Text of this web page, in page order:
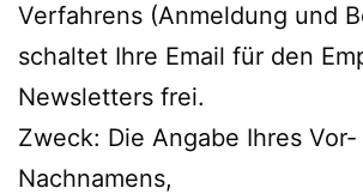
Verfahrens (Anmeldung und
schaltet Ihre Email für den
Newsletters frei.
Zweck: Die Angabe Ihres Vor-
Nachnamens,